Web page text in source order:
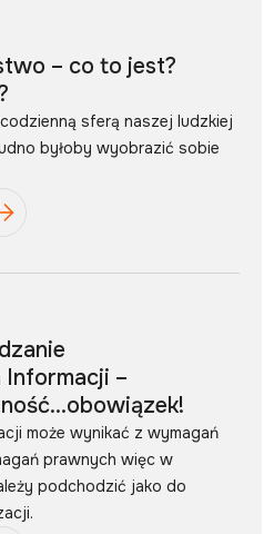
– co to jest?
sferą naszej ludzkiej
byłoby wyobrazić sobie
–
może wynikać z wymagań
prawnych więc w
podchodzić jako do